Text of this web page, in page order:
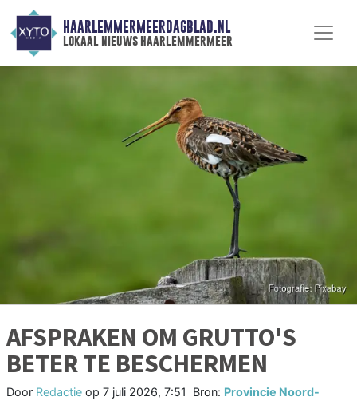
HAARLEMMERMEERDAGBLAD.NL
lokaal nieuws haarlemmermeer
AFSPRAKEN OM GRUTTO'S
BETER TE BESCHERMEN
Door Redactie op 7 juli 2026, 7:51
Bron: Provincie Noord-